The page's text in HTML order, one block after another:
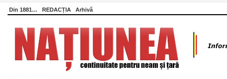
Din 1881… REDACȚIA Arhivă